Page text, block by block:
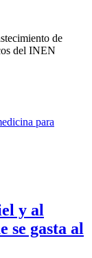
de
del INEN
y al
se gasta al